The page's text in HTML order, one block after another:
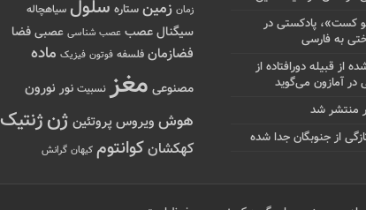
کست»، پادکستی در
به فارسی
از قبیله دورافتاده‌ از
در آمازون می‌گوید
منتشر شد
از جنوبگان جدا شده
زمان زمین ستاره سلول سیاهچاله
سیگنالعصب عصب شناسی عصبی فضا
فضازمان فلسفه فوتون فیزیک ماده
مصنوعی مغز نسبیت نور نورون
هوش ویروس پروتئین ژنژنتیک
کهکشانکوانتوم کیهان گرانش